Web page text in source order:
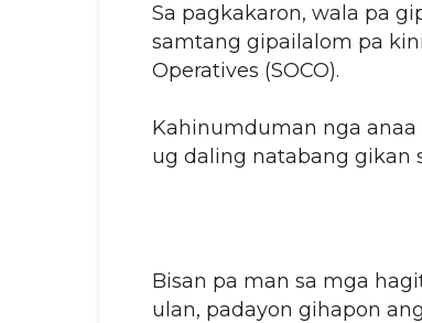
Sa pagkakaron, wala pa
samtang gipailalom pa
Operatives (SOCO).
Kahinumduman nga
ug daling natabang gikan
Bisan pa man sa mga
ulan, padayon gihapon